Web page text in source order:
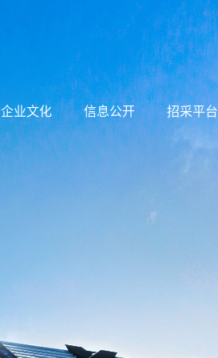
企业文化 信息公开 招采平台